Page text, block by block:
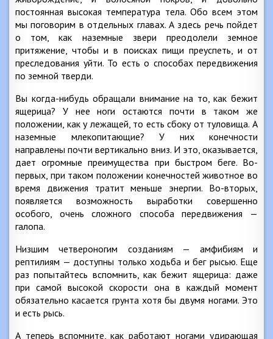
постоянная высокая температура тела. Обо всем этом
мы поговорим в отдельных главах. А здесь речь пойдет
о том, как наземные звери преодолели земное
притяжение, чтобы и в поисках пищи преуспеть, и от
преследования уйти. То есть о способах передвижения
по земной тверди.
Вы когда-нибудь обращали внимание на то, как бежит
ящерица? У нее ноги остаются почти в таком же
положении, как у лежащей, то есть сбоку от туловища. А
наземные млекопитающие? У них конечности
направлены почти вертикально вниз. И это, оказывается,
дает огромные преимущества при быстром беге. Во-
первых, при таком положении конечностей животное во
время движения тратит меньше энергии. Во-вторых,
появляется возможность выработки совершенно
особого, очень сложного способа передвижения —
галопа.
Низшим четвероногим созданиям — амфибиям и
рептилиям — доступны только ходьба и бег рысью. Еще
раз попытайтесь вспомнить, как бежит ящерица: даже
при самой высокой скорости она в каждый момент
обязательно касается грунта хотя бы двумя ногами. Это
и есть рысь.
А теперь вспомните, как работают ногами удирающая